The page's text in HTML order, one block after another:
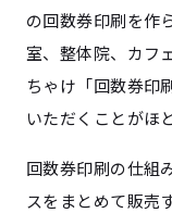
の回数券印刷を作
室、整体院、カフ
ちゃけ「回数券印
いただくことがほ
回数券印刷の仕組
スをまとめて販売